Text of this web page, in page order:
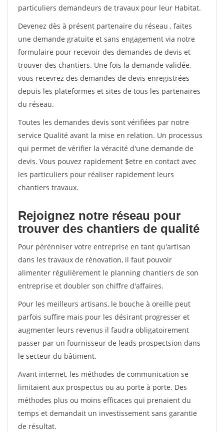
particuliers demandeurs de travaux pour leur Habitat.
Devenez dès à présent partenaire du réseau , faites
une demande gratuite et sans engagement via notre
formulaire pour recevoir des demandes de devis et
trouver des chantiers. Une fois la demande validée,
vous recevrez des demandes de devis enregistrées
depuis les plateformes et sites de tous les partenaires
du réseau.
Toutes les demandes devis sont vérifiées par notre
service Qualité avant la mise en relation. Un processus
qui permet de vérifier la véracité d'une demande de
devis. Vous pouvez rapidement $etre en contact avec
les particuliers pour réaliser rapidement leurs
chantiers travaux.
Rejoignez notre réseau pour
trouver des chantiers de qualité
Pour pérénniser votre entreprise en tant qu'artisan
dans les travaux de rénovation, il faut pouvoir
alimenter régulièrement le planning chantiers de son
entreprise et doubler son chiffre d'affaires.
Pour les meilleurs artisans, le bouche à oreille peut
parfois suffire mais pour les désirant progresser et
augmenter leurs revenus il faudra obligatoirement
passer par un fournisseur de leads prospectsion dans
le secteur du bâtiment.
Avant internet, les méthodes de communication se
limitaient aux prospectus ou au porte à porte. Des
méthodes plus ou moins efficaces qui prenaient du
temps et demandait un investissement sans garantie
de résultat.